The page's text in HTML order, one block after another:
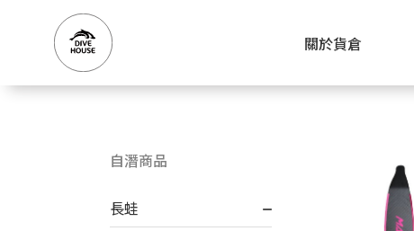
關於貨倉
自潛商品
長蛙